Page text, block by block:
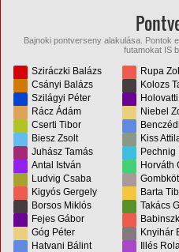
Bajnoki pontverseny alakulása. Pontok
futamokat IS
Sziráczki Balázs Rupa
Csányi Balázs
Kolozs
Szilágyi Péter
Rácz Ádám
Niebel
Cserti Tibor
Biesz Zsolt
Kiss
Juhász Tamás
Pechnig
Antal István
Horváth
Ludvig Csaba
Kigyós Gergely
Barta
Borsos Miklós
Takács
Fejes Gábor
Góg Péter
Knyihár
Hatvani Bálint
Illés